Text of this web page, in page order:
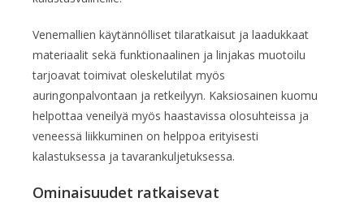
Venemallien käytännölliset tilaratkaisut ja laadukkaat
materiaalit sekä funktionaalinen ja linjakas muotoilu
tarjoavat toimivat oleskelutilat myös
auringonpalvontaan ja retkeilyyn. Kaksiosainen kuomu
helpottaa veneilyä myös haastavissa olosuhteissa ja
veneessä liikkuminen on helppoa erityisesti
kalastuksessa ja tavarankuljetuksessa.
Ominaisuudet ratkaisevat